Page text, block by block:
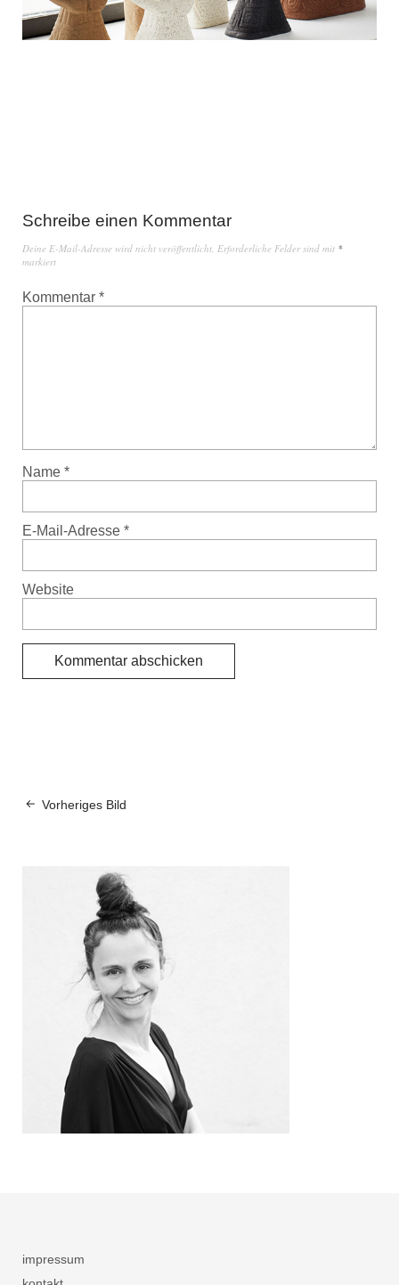
Schreibe einen Kommentar
Deine E-Mail-Adresse wird nicht veröffentlicht. Erforderliche Felder sind mit *
markiert
Kommentar *
Name *
E-Mail-Adresse *
Website
Vorheriges Bild
impressum